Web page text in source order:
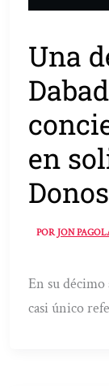
Una
en
PORJON
En su
casi único